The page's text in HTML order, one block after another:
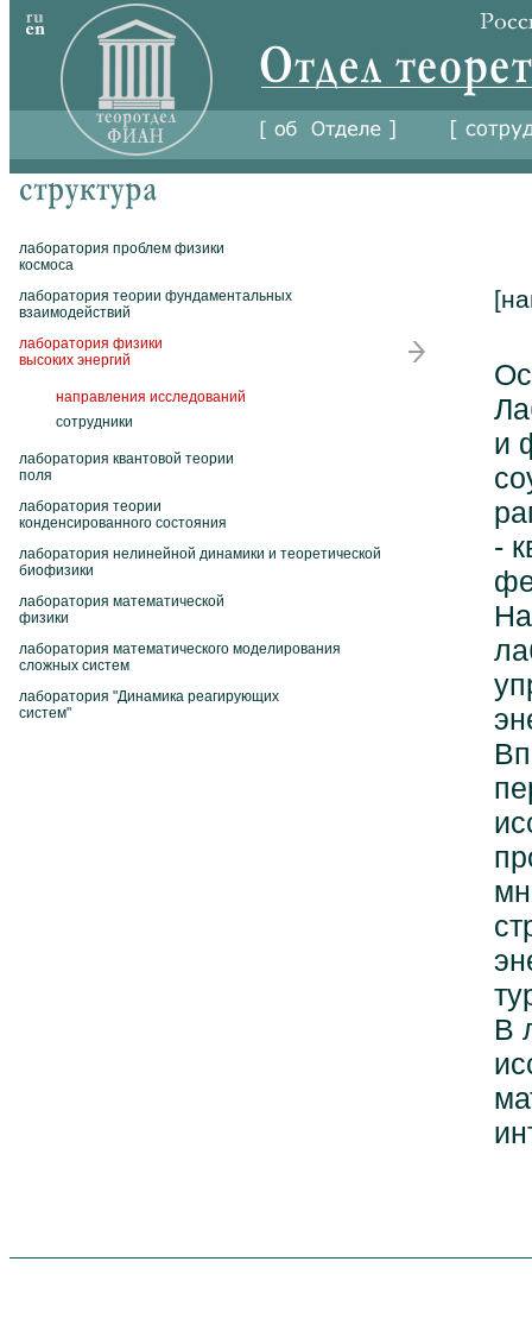
лаборатория проблем физики
космоса
лаборатория теории фундаментальных
взаимодействий
лаборатория физики
высоких энергий
направления исследований
сотрудники
лаборатория квантовой теории
поля
лаборатория теории
конденсированного состояния
лаборатория нелинейной динамики и теоретической
биофизики
лаборатория математической
физики
лаборатория математического моделирования
сложных систем
лаборатория "Динамика реагирующих
систем"
и
-
В